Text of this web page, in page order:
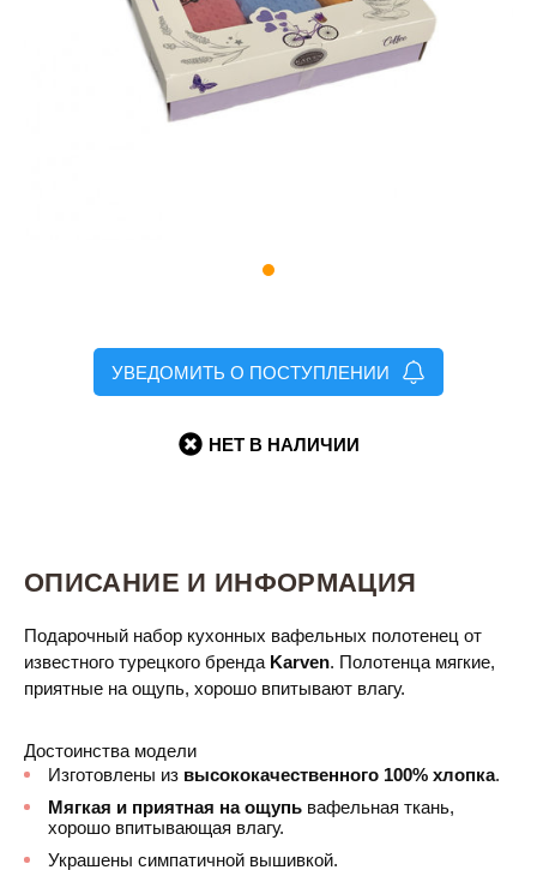
УВЕДОМИТЬ О ПОСТУПЛЕНИИ
НЕТ В НАЛИЧИИ
ОПИСАНИЕ И ИНФОРМАЦИЯ
Подарочный набор кухонных вафельных полотенец от
известного турецкого бренда Karven. Полотенца мягкие,
приятные на ощупь, хорошо впитывают влагу.
Достоинства модели
Изготовлены из высококачественного 100% хлопка.
Мягкая и приятная на ощупь вафельная ткань,
хорошо впитывающая влагу.
Украшены симпатичной вышивкой.